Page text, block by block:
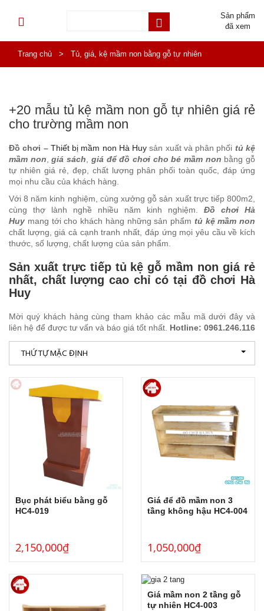
Sản phẩm
đã xem
Trang chủ > Tủ, giá, kệ mầm non bằng gỗ tự nhiên
+20 mẫu tủ kệ mầm non gỗ tự nhiên giá rẻ
cho trường mầm non
Đồ chơi – Thiết bị mầm non Hà Huy sản xuất và phân phối tủ kệ
mầm non,giá sách, giá để đồ chơi cho bé mầm non bằng gỗ
tự nhiên giá rẻ, đẹp, chất lượng phân phối toàn quốc, đáp ứng
mọi nhu cầu của khách hàng.
Với 8 năm kinh nghiệm, cùng xưởng gỗ sản xuất trực tiếp 800m2,
cùng thợ lành nghề nhiều năm kinh nghiệm. Đồ chơi Hà
Huy mang tới cho khách hàng những sản phẩm tủ kệ mầm non
chất lượng, giá cả cạnh tranh nhất, đáp ứng mọi yêu cầu về kích
thước, số lượng, chất lượng của sản phẩm.
Sản xuất trực tiếp tủ kệ gỗ mầm non giá rẻ
nhất, chất lượng cao chỉ có tại đồ chơi Hà
Huy
Mời quý khách hàng cùng tham khảo các mẫu mã dưới đây và
liên hệ để được tư vấn và báo giá tốt nhất. Hotline: 0961.246.116
THỨ TỰ MẶC ĐỊNH
Bục phát biểu bằng gỗ
HC4-019
2,150,000₫
Giá để đồ mầm non 3
tầng không hậu HC4-004
1,050,000₫
Giá mầm non 2 tầng gỗ
tự nhiên HC4-003